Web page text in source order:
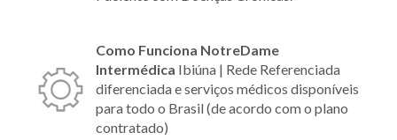
Como Funciona NotreDame
Intermédica Ibiúna | Rede Referenciada
diferenciada e serviços médicos disponíveis
para todo o Brasil (de acordo com o plano
contratado)